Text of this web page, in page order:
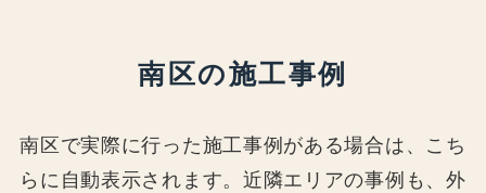
南区の施工事例
南区で実際に行った施工事例がある場合は、こち
らに自動表示されます。近隣エリアの事例も、外